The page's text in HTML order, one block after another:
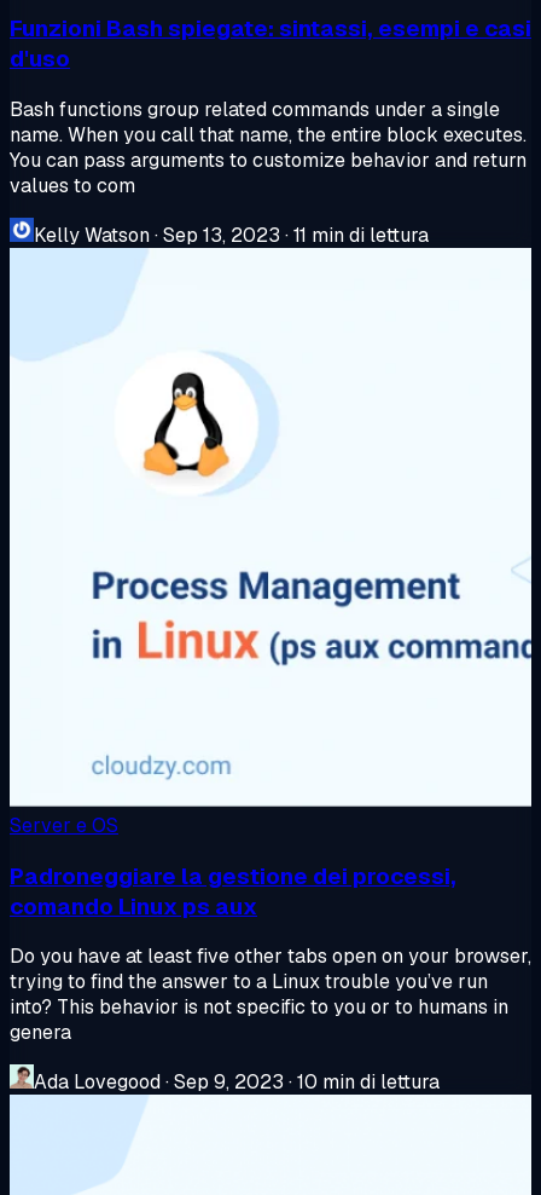
Funzioni Bash spiegate: sintassi, esempi e casi
d'uso
Bash functions group related commands under a single
name. When you call that name, the entire block executes.
You can pass arguments to customize behavior and return
values to com
Kelly Watson·Sep 13, 2023 ·11 min di lettura
Server e OS
Padroneggiare la gestione dei processi,
comando Linux ps aux
Do you have at least five other tabs open on your browser,
trying to find the answer to a Linux trouble you’ve run
into? This behavior is not specific to you or to humans in
genera
Ada Lovegood·Sep 9, 2023 ·10 min di lettura